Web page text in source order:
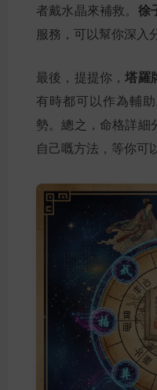
者戴水晶來補救。 徐
服務，可以幫你深入
最後，提提你，塔羅
有時都可以作為輔
勢。總之，命格詳細
自己嘅方法，等你可